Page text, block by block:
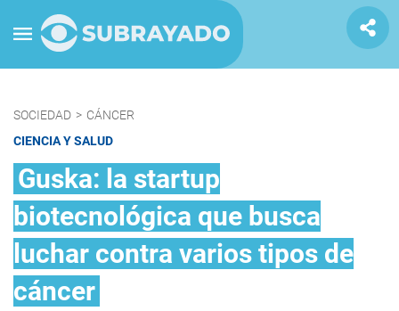
SOCIEDAD > CÁNCER
CIENCIA Y SALUD
Guska: la startup
biotecnológica que busca
luchar contra varios tipos de
cáncer